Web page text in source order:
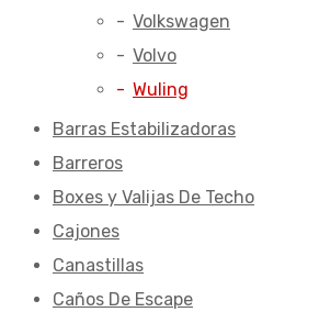
Volkswagen
Volvo
Wuling
Barras Estabilizadoras
Barreros
Boxes y Valijas De Techo
Cajones
Canastillas
Caños De Escape